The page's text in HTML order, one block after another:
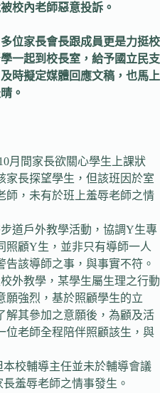
校內老師惡意投訴。
位家長會長跟成員更是力挺校
一起到校長室，給予國立民支
時擬定媒體回應文稿，也馬上
。
月間家長欲關心學生上課狀
家長探望學生，但該班因於室
師，未有於班上羞辱老師之情
道戶外教學活動，協調Y生專
照顧Y生，並非只有導師一人
該導師之事，與事實不符。
外教學，某學生屬生理之行動
願強烈，基於照顧學生的立
解其參加之意願後，為顧及活
位老師全程陪伴照顧該生，與
校輔導主任並未於輔導會議
羞辱老師之情事發生。